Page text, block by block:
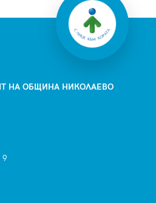
НА ОБЩИНА НИКОЛАЕВО
9